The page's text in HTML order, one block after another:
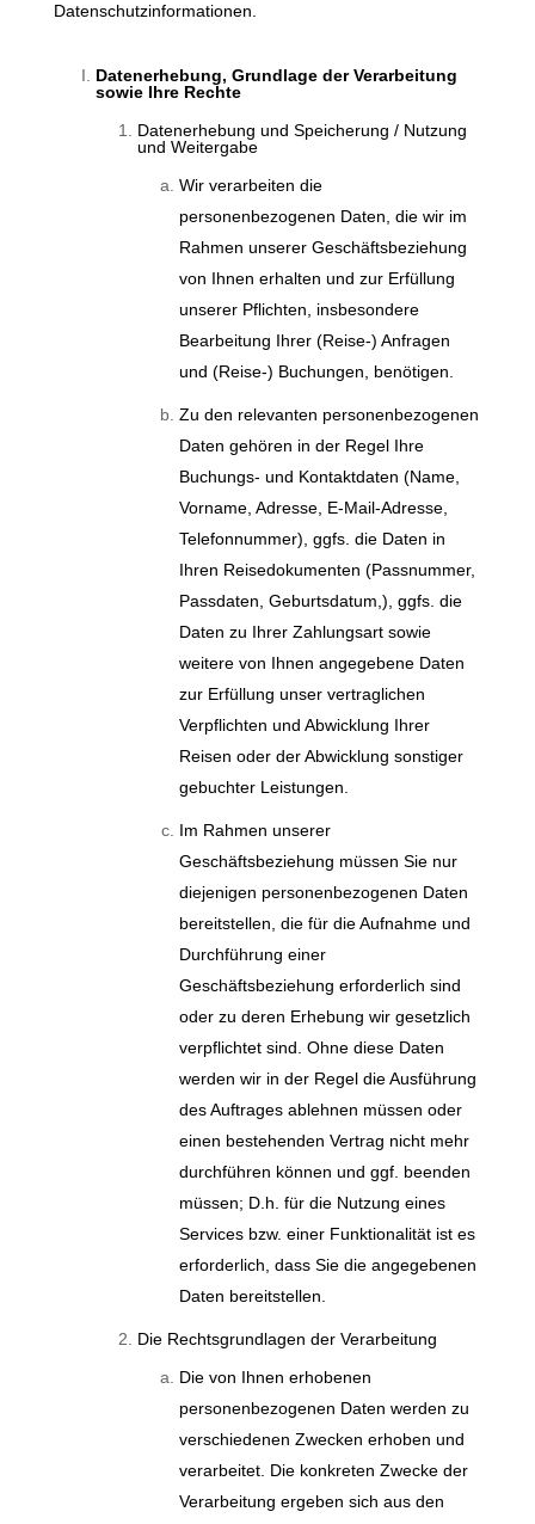
Datenschutzinformationen.
Datenerhebung, Grundlage der Verarbeitung
sowie Ihre Rechte
Datenerhebung und Speicherung / Nutzung
und Weitergabe
Wir verarbeiten die
personenbezogenen Daten, die wir im
Rahmen unserer Geschäftsbeziehung
von Ihnen erhalten und zur Erfüllung
unserer Pflichten, insbesondere
Bearbeitung Ihrer (Reise-) Anfragen
und (Reise-) Buchungen, benötigen.
Zu den relevanten personenbezogenen
Daten gehören in der Regel Ihre
Buchungs- und Kontaktdaten (Name,
Vorname, Adresse, E-Mail-Adresse,
Telefonnummer), ggfs. die Daten in
Ihren Reisedokumenten (Passnummer,
Passdaten, Geburtsdatum,), ggfs. die
Daten zu Ihrer Zahlungsart sowie
weitere von Ihnen angegebene Daten
zur Erfüllung unser vertraglichen
Verpflichten und Abwicklung Ihrer
Reisen oder der Abwicklung sonstiger
gebuchter Leistungen.
Im Rahmen unserer
Geschäftsbeziehung müssen Sie nur
diejenigen personenbezogenen Daten
bereitstellen, die für die Aufnahme und
Durchführung einer
Geschäftsbeziehung erforderlich sind
oder zu deren Erhebung wir gesetzlich
verpflichtet sind. Ohne diese Daten
werden wir in der Regel die Ausführung
des Auftrages ablehnen müssen oder
einen bestehenden Vertrag nicht mehr
durchführen können und ggf. beenden
müssen; D.h. für die Nutzung eines
Services bzw. einer Funktionalität ist es
erforderlich, dass Sie die angegebenen
Daten bereitstellen.
Die Rechtsgrundlagen der Verarbeitung
Die von Ihnen erhobenen
personenbezogenen Daten werden zu
verschiedenen Zwecken erhoben und
verarbeitet. Die konkreten Zwecke der
Verarbeitung ergeben sich aus den